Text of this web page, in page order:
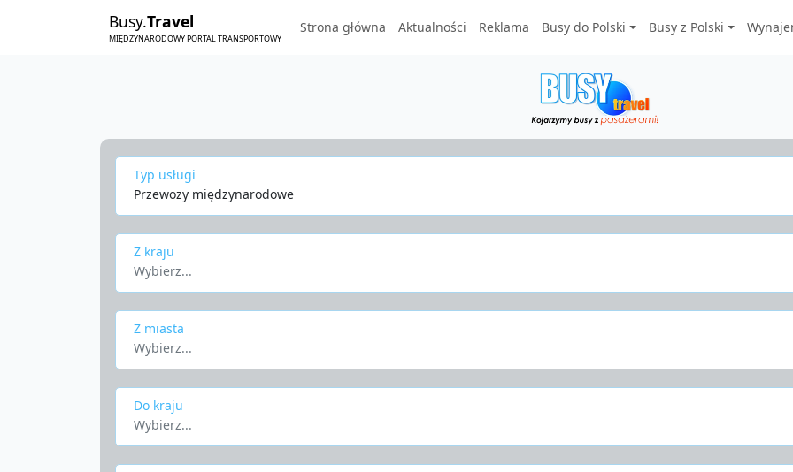
Busy.Travel
MIĘDZYNARODOWY PORTAL TRANSPORTOWY
Strona główna Aktualności Reklama Busy do Polski Busy z Polski
Typ usługi
Przewozy międzynarodowe
Z kraju
Wybierz...
Z miasta
Wybierz...
Do kraju
Wybierz...